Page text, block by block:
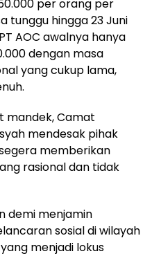
per orang per
tunggu hingga 23 Juni
AOC awalnya hanya
dengan masa
yang cukup lama,
mandek, Camat
mendesak pihak
memberikan
rasional dan tidak
demi menjamin
sosial di wilayah
menjadi lokus